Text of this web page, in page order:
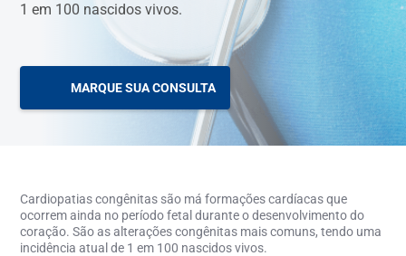
1 em 100 nascidos vivos.
MARQUE SUA CONSULTA
Cardiopatias congênitas são má formações cardíacas que
ocorrem ainda no período fetal durante o desenvolvimento do
coração. São as alterações congênitas mais comuns, tendo uma
incidência atual de 1 em 100 nascidos vivos.